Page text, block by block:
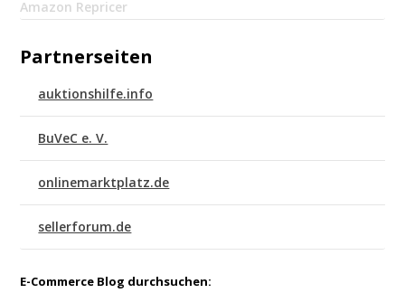
Amazon Repricer
Partnerseiten
auktionshilfe.info
BuVeC e. V.
onlinemarktplatz.de
sellerforum.de
E-Commerce Blog durchsuchen: